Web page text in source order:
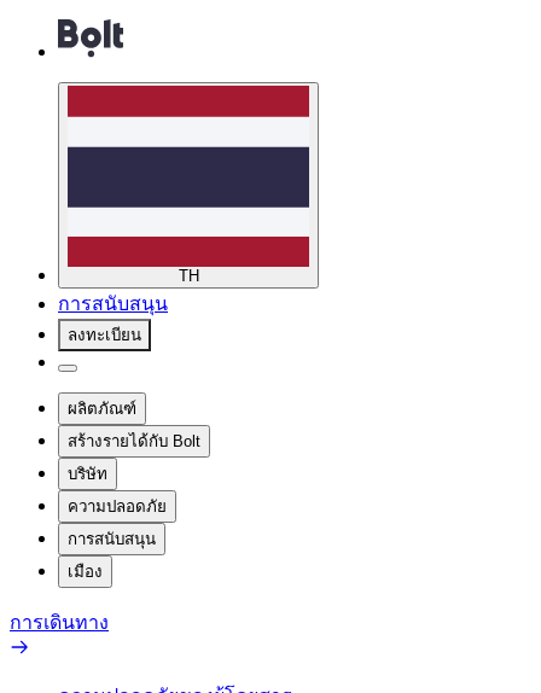
TH
การสนับสนุน
ลงทะเบียน
ผลิตภัณฑ์
สร้างรายได้กับ Bolt
บริษัท
ความปลอดภัย
การสนับสนุน
เมือง
การเดินทาง